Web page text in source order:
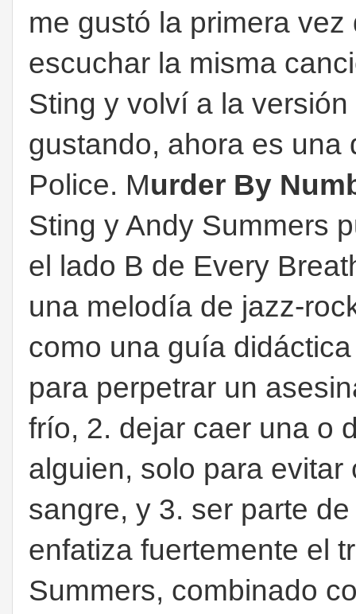
me gustó la primera
escuchar la misma
Sting y volví a la
gustando, ahora es una
Police. Murder By
Sting y Andy Summers
el lado B de Every
una melodía de jazz-
como una guía
para perpetrar un
frío, 2. dejar caer una o
alguien, solo para
sangre, y 3. ser parte
enfatiza fuertemente el
Summers, combinado